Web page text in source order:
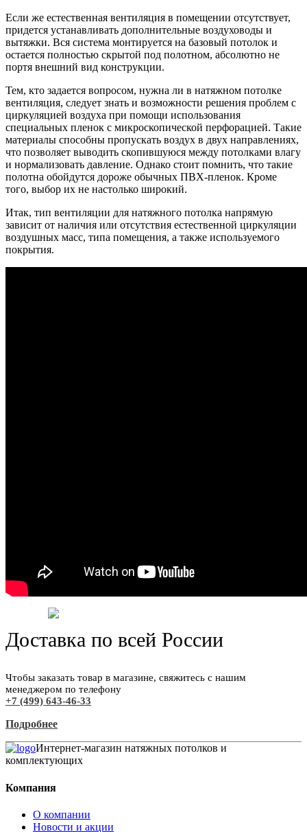
Если же естественная вентиляция в помещении отсутствует,
придется устанавливать дополнительные воздуховоды и
вытяжки. Вся система монтируется на базовый потолок и
остается полностью скрытой под полотном, абсолютно не
портя внешний вид конструкции.
Тем, кто задается вопросом, нужна ли в натяжном потолке
вентиляция, следует знать и возможности решения проблем с
циркуляцией воздуха при помощи использования
специальных пленок с микроскопической перфорацией. Такие
материалы способны пропускать воздух в двух направлениях,
что позволяет выводить скопившуюся между потолками влагу
и нормализовать давление. Однако стоит помнить, что такие
полотна обойдутся дороже обычных ПВХ-пленок. Кроме
того, выбор их не настолько широкий.
Итак, тип вентиляции для натяжного потолка напрямую
зависит от наличия или отсутствия естественной циркуляции
воздушных масс, типа помещения, а также используемого
покрытия.
Доставка по всей России
Чтобы заказать товар в магазине, свяжитесь с нашим
менеджером по телефону
+7 (499) 643-46-33
Подробнее
Интернет-магазин натяжных потолков и
комплектующих
Компания
О компании
Новости и акции